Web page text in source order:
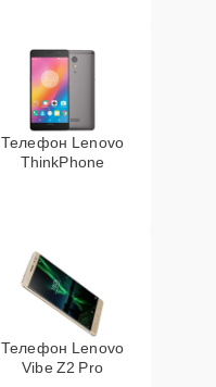
Телефон Lenovo
ThinkPhone
Телефон Lenovo
Vibe Z2 Pro